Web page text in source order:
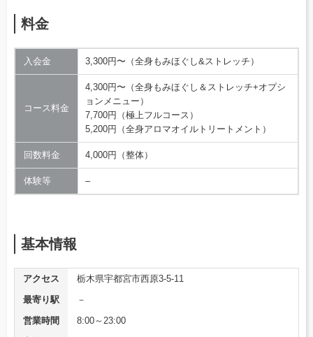
料金
入会金 3,300円〜（全身もみほぐし&ストレッチ）
コース料金
4,300円〜（全身もみほぐし＆ストレッチ+オプシ
ョンメニュー）
7,700円（極上フルコース）
5,200円（全身アロマオイルトリートメント）
回数料金 4,000円（整体）
体験等 –
基本情報
アクセス
栃木県宇都宮市西原3-5-11
最寄り駅
－
営業時間
8:00～23:00